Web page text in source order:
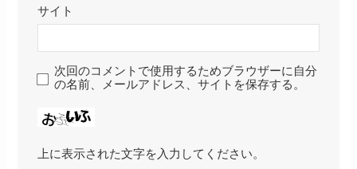
サイト
次回のコメントで使用するためブラウザーに自分
の名前、メールアドレス、サイトを保存する。
上に表示された文字を入力してください。